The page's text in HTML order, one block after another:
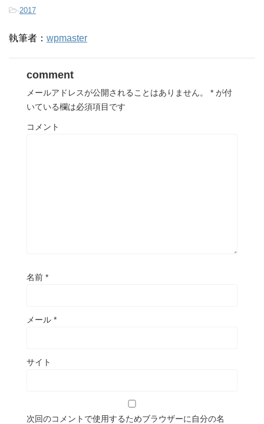
-2017
執筆者： wpmaster
comment
メールアドレスが公開されることはありません。 * が付
いている欄は必須項目です
コメント
名前 *
メール *
サイト
次回のコメントで使用するためブラウザーに自分の名